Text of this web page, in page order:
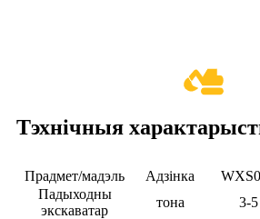
Тэхнічныя
Прадмет/мадэль Адзінка
Падыходны
экскаватар
тона 3-5